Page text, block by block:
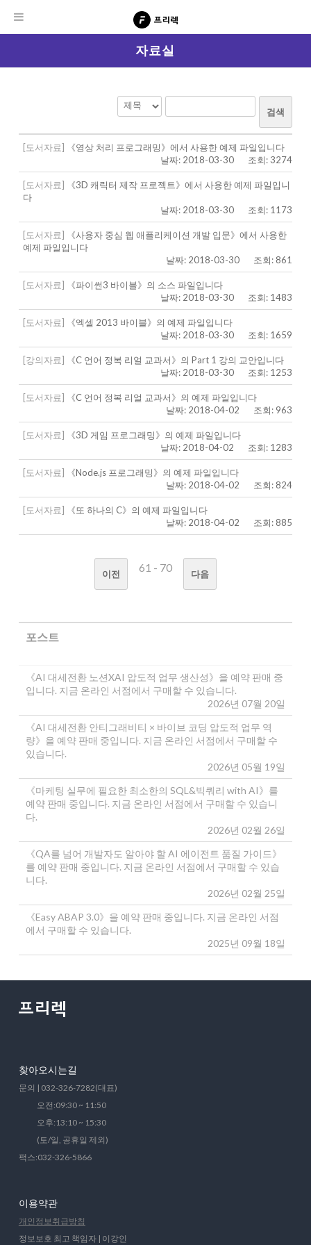
자료실
검색
[도서자료]
《영상 처리 프로그래밍》에서 사용한 예제 파일입니다
날짜: 2018-03-30
조회: 3274
[도서자료]
《3D 캐릭터 제작 프로젝트》에서 사용한 예제 파일입니
다
날짜: 2018-03-30
조회: 1173
[도서자료]
《사용자 중심 웹 애플리케이션 개발 입문》에서 사용한
예제 파일입니다
날짜: 2018-03-30
조회: 861
[도서자료]
《파이썬3 바이블》의 소스 파일입니다
날짜: 2018-03-30
조회: 1483
[도서자료]
《엑셀 2013 바이블》의 예제 파일입니다
날짜: 2018-03-30
조회: 1659
[강의자료]
《C 언어 정복 리얼 교과서》의 Part 1 강의 교안입니다
날짜: 2018-03-30
조회: 1253
[도서자료]
《C 언어 정복 리얼 교과서》의 예제 파일입니다
날짜: 2018-04-02
조회: 963
[도서자료]
《3D 게임 프로그래밍》의 예제 파일입니다
날짜: 2018-04-02
조회: 1283
[도서자료]
《Node.js 프로그래밍》의 예제 파일입니다
날짜: 2018-04-02
조회: 824
[도서자료]
《또 하나의 C》의 예제 파일입니다
날짜: 2018-04-02
조회: 885
이전 61 - 70 다음
포스트
《AI 대세전환 노션XAI 압도적 업무 생산성》을 예약 판매 중
입니다. 지금 온라인 서점에서 구매할 수 있습니다.
2026년 07월 20일
《AI 대세전환 안티그래비티 × 바이브 코딩 압도적 업무 역
량》을 예약 판매 중입니다. 지금 온라인 서점에서 구매할 수
있습니다.
2026년 05월 19일
《마케팅 실무에 필요한 최소한의 SQL&빅쿼리 with AI》를
예약 판매 중입니다. 지금 온라인 서점에서 구매할 수 있습니
다.
2026년 02월 26일
《QA를 넘어 개발자도 알아야 할 AI 에이전트 품질 가이드》
를 예약 판매 중입니다. 지금 온라인 서점에서 구매할 수 있습
니다.
2026년 02월 25일
《Easy ABAP 3.0》을 예약 판매 중입니다. 지금 온라인 서점
에서 구매할 수 있습니다.
2025년 09월 18일
찾아오시는길
문의 | 032-326-7282(대표)
오전:09:30 ~ 11:50
오후:13:10 ~ 15:30
(토/일, 공휴일 제외)
팩스:032-326-5866
이용약관
개인정보취급방침
정보보호 최고 책임자 | 이강인